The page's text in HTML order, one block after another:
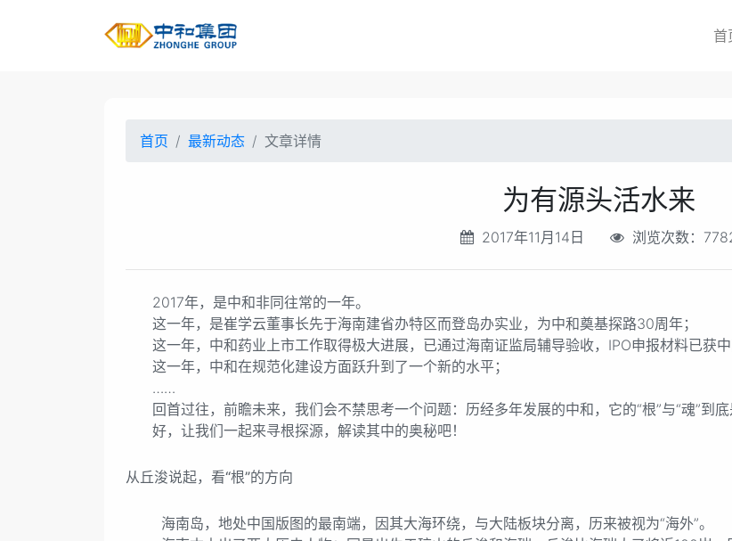
首
首页 最新动态 文章详情
为有源头活水来
2017年11月14日 浏览次数：
2017年，是中和非同往常的一年。
这一年，是崔学云董事长先于海南建省办特区而登岛办实业，为中和奠基探路30周年；
这一年，中和药业上市工作取得极大进展，已通过海南证监局辅导验收，IPO申报材料已获中
这一年，中和在规范化建设方面跃升到了一个新的水平；
……
回首过往，前瞻未来，我们会不禁思考一个问题：历经多年发展的中和，它的“根”与“魂”到
好，让我们一起来寻根探源，解读其中的奥秘吧！
从丘浚说起，看“根”的方向
海南岛，地处中国版图的最南端，因其大海环绕，与大陆板块分离，历来被视为“海外”。